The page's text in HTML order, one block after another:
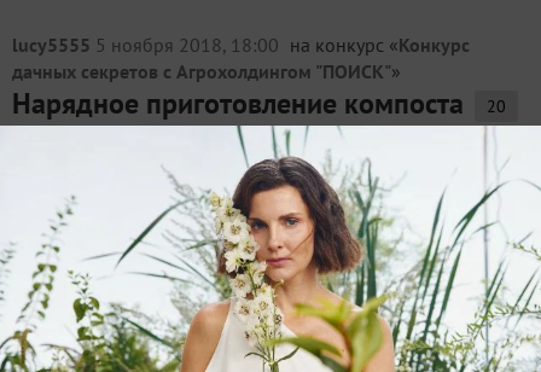
lucy5555 5 ноября 2018, 18:00 на конкурс «Конкурс
дачных секретов с Агрохолдингом "ПОИСК"»
Нарядное приготовление компоста 20
Всегда думаешь, как бы облагородить участок и куда
задвинуть компостный ящик, чтобы не портил вид. С
другой стороны, когда нужна земля и компост,
таскать иногда приходится много, далеко и тяжело. У
меня есть компостный ящик, я его сколотила...
natkat 6 сентября 2016, 15:20